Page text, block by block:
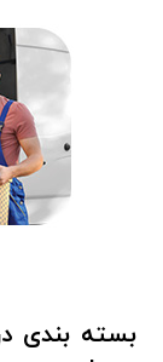
بسته بندی